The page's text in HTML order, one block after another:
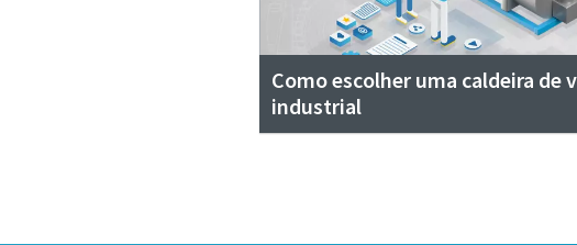
Como escolher uma caldeira de
industrial